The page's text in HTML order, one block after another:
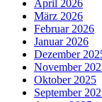
April 2026
März 2026
Februar 2026
Januar 2026
Dezember
November
Oktober 2025
September